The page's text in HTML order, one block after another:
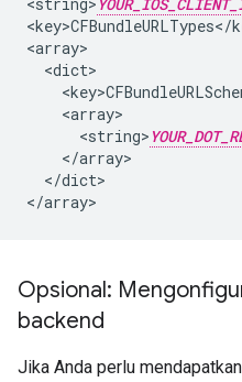
<key>CFBundleURLTypes</
<array>
  <dict>
    <array>
      <string>
    </array>
  </dict>
</array>
Opsional:
backend
Jika Anda perlu